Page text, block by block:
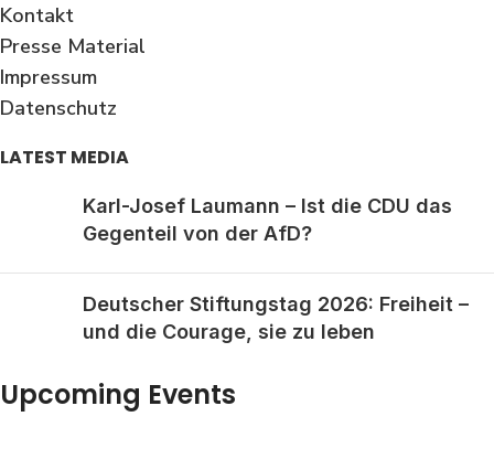
Kontakt
Presse Material
Impressum
Datenschutz
LATEST MEDIA
Karl-Josef Laumann – Ist die CDU das
Gegenteil von der AfD?
Deutscher Stiftungstag 2026: Freiheit –
und die Courage, sie zu leben
Upcoming Events